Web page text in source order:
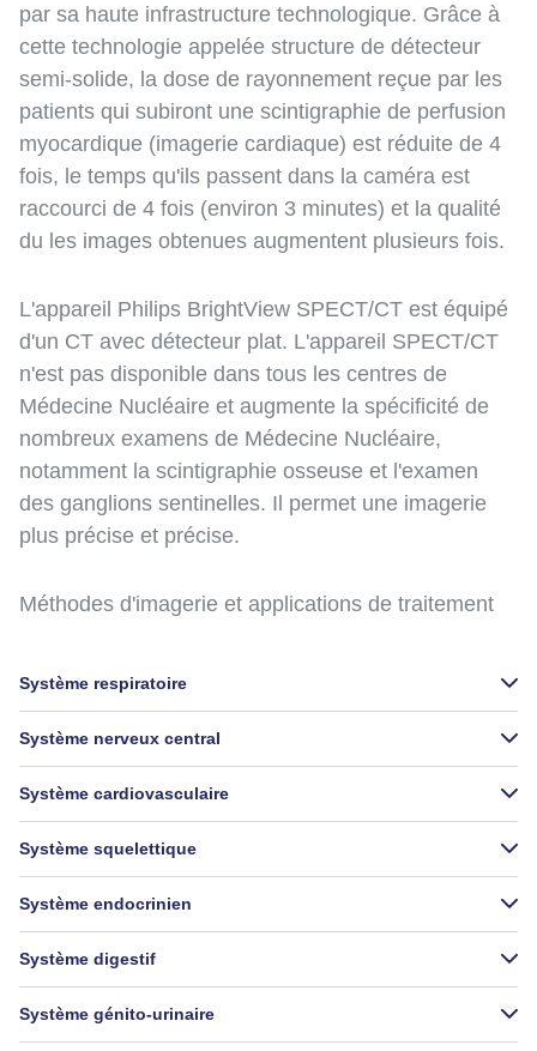
par sa haute infrastructure technologique. Grâce à
cette technologie appelée structure de détecteur
semi-solide, la dose de rayonnement reçue par les
patients qui subiront une scintigraphie de perfusion
myocardique (imagerie cardiaque) est réduite de 4
fois, le temps qu'ils passent dans la caméra est
raccourci de 4 fois (environ 3 minutes) et la qualité
du les images obtenues augmentent plusieurs fois.
L'appareil Philips BrightView SPECT/CT est équipé
d'un CT avec détecteur plat. L'appareil SPECT/CT
n'est pas disponible dans tous les centres de
Médecine Nucléaire et augmente la spécificité de
nombreux examens de Médecine Nucléaire,
notamment la scintigraphie osseuse et l'examen
des ganglions sentinelles. Il permet une imagerie
plus précise et précise.
Méthodes d'imagerie et applications de traitement
Système respiratoire
Système nerveux central
Système cardiovasculaire
Système squelettique
Système endocrinien
Système digestif
Système génito-urinaire